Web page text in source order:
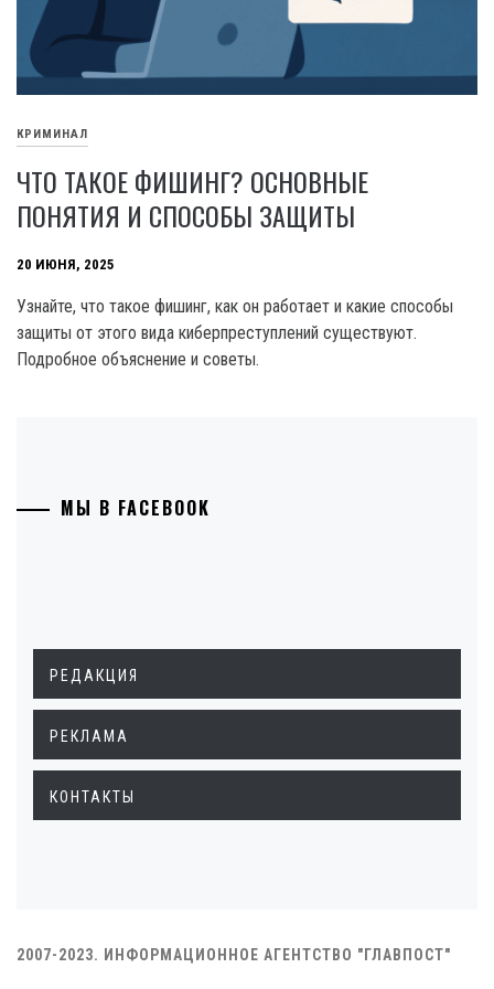
КРИМИНАЛ
ЧТО ТАКОЕ ФИШИНГ? ОСНОВНЫЕ
ПОНЯТИЯ И СПОСОБЫ ЗАЩИТЫ
20 ИЮНЯ, 2025
Узнайте, что такое фишинг, как он работает и какие способы
защиты от этого вида киберпреступлений существуют.
Подробное объяснение и советы.
МЫ В FACEBOOK
РЕДАКЦИЯ
РЕКЛАМА
КОНТАКТЫ
2007-2023. ИНФОРМАЦИОННОЕ АГЕНТСТВО "ГЛАВПОСТ"